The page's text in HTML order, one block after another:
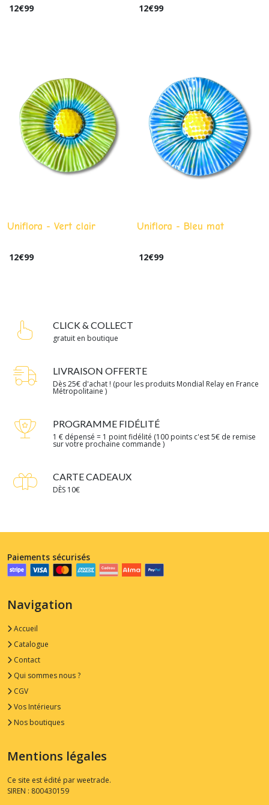
12€99 12€99
Uniflora - Vert clair
12€99
Uniflora - Bleu mat
12€99
CLICK & COLLECT
gratuit en boutique
LIVRAISON OFFERTE
Dès 25€ d'achat ! (pour les produits Mondial Relay en France
Métropolitaine )
PROGRAMME FIDÉLITÉ
1 € dépensé = 1 point fidélité (100 points c'est 5€ de remise
sur votre prochaine commande )
CARTE CADEAUX
DÈS 10€
Paiements sécurisés
Navigation
Accueil
Catalogue
Contact
Qui sommes nous ?
CGV
Vos Intérieurs
Nos boutiques
Mentions légales
Ce site est édité par weetrade.
SIREN : 800430159